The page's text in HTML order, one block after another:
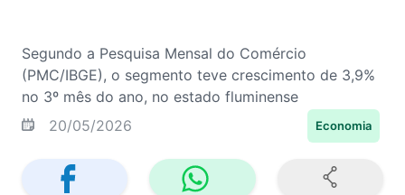
Segundo a Pesquisa Mensal do Comércio
(PMC/IBGE), o segmento teve crescimento de 3,9%
no 3º mês do ano, no estado fluminense
20/05/2026
Economia